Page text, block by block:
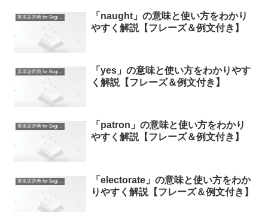
英単語辞典 for Beginners
「naught」の意味と使い方をわかり
やすく解説【フレーズ＆例文付き】
英単語辞典 for Beginners
「yes」の意味と使い方をわかりやす
く解説【フレーズ＆例文付き】
英単語辞典 for Beginners
「patron」の意味と使い方をわかり
やすく解説【フレーズ＆例文付き】
英単語辞典 for Beginners
「electorate」の意味と使い方をわか
りやすく解説【フレーズ＆例文付き】